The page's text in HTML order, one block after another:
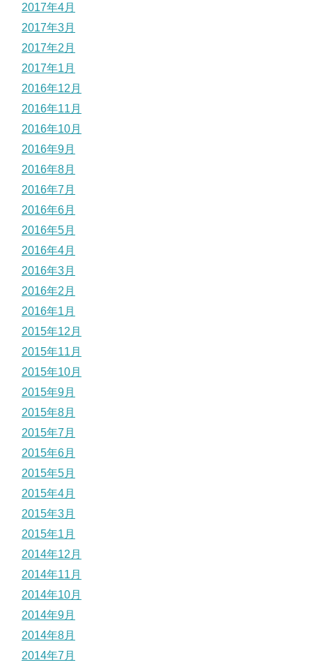
2017年4月
2017年3月
2017年2月
2017年1月
2016年12月
2016年11月
2016年10月
2016年9月
2016年8月
2016年7月
2016年6月
2016年5月
2016年4月
2016年3月
2016年2月
2016年1月
2015年12月
2015年11月
2015年10月
2015年9月
2015年8月
2015年7月
2015年6月
2015年5月
2015年4月
2015年3月
2015年1月
2014年12月
2014年11月
2014年10月
2014年9月
2014年8月
2014年7月